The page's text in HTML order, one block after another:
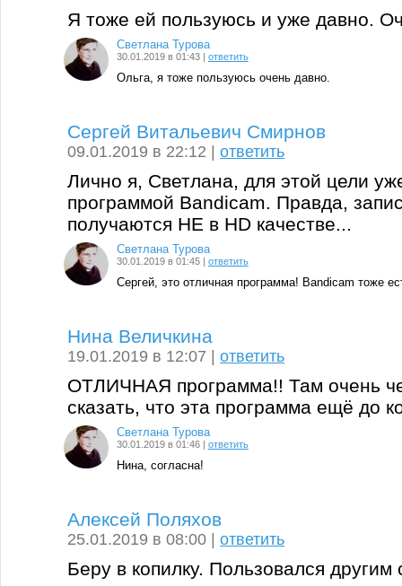
Я тоже ей пользуюсь и уже давно.
Светлана Турова
30.01.2019 в 01:43 | ответить
Ольга, я тоже пользуюсь очень давно.
Сергей Витальевич Смирнов
09.01.2019 в 22:12 |ответить
Лично я, Светлана, для этой цели
программой Bandicam. Правда,
получаются НЕ в HD качестве...
Светлана Турова
30.01.2019 в 01:45 | ответить
Сергей, это отличная программа! Bandicam тоже
Нина Величкина
19.01.2019 в 12:07 |ответить
ОТЛИЧНАЯ программа!! Там очень
сказать, что эта программа ещё до
Светлана Турова
30.01.2019 в 01:46 | ответить
Нина, согласна!
Алексей Поляхов
25.01.2019 в 08:00 |ответить
Беру в копилку. Пользовался